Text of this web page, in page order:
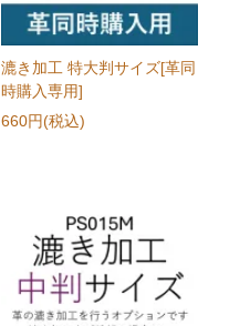
漉き加工 特大判サイズ[革同
時購入専用]
660円(税込)